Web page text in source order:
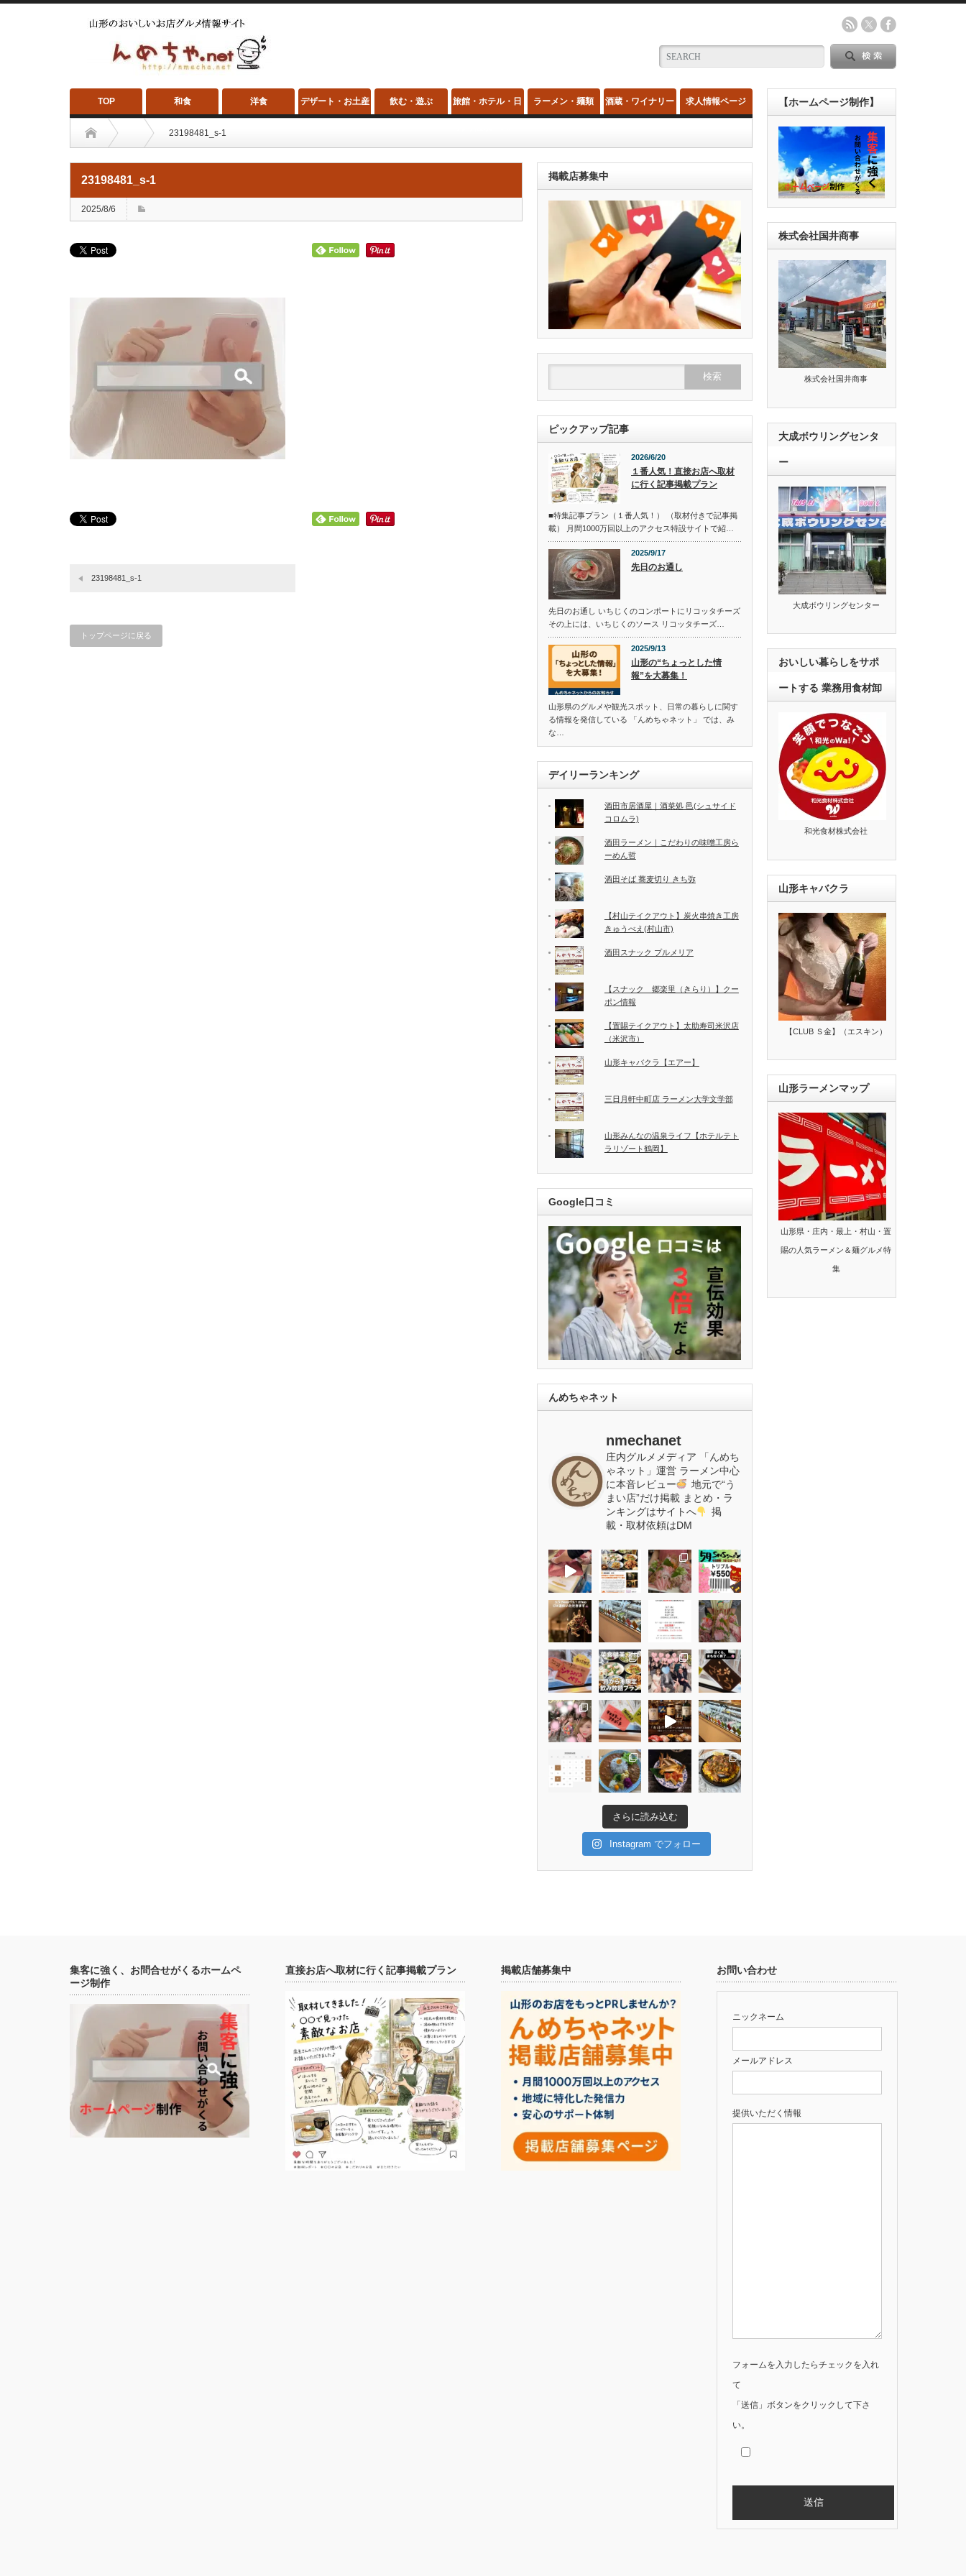
TOP 和食 洋食 デザート・お土産 飲む・遊ぶ 旅館・ホテル・日 ラーメン・麺類 酒蔵・ワイナリー 求人情報ページ
23198481_s-1
23198481_s-1
2025/8/6
23198481_s-1
トップページに戻る
掲載店募集中
ピックアップ記事
2026/6/20
１番人気！直接お店へ取材
に行く記事掲載プラン
■特集記事プラン（１番人気！） （取材付きで記事掲
載） 月間1000万回以上のアクセス特設サイトで紹…
2025/9/17
先日のお通し
先日のお通し いちじくのコンポートにリコッタチーズ
その上には、いちじくのソース リコッタチーズ…
2025/9/13
山形の“ちょっとした情
報”を大募集！
山形県のグルメや観光スポット、日常の暮らしに関す
る情報を発信している 「んめちゃネット」 では、み
な…
デイリーランキング
酒田市居酒屋｜酒菜処 邑(シュサイド
コロムラ)
酒田ラーメン｜こだわりの味噌工房ら
ーめん哲
酒田そば 蕎麦切り きち弥
【村山テイクアウト】炭火串焼き工房
きゅうべえ(村山市)
酒田スナック プルメリア
【スナック 郷楽里（きらり）】クー
ポン情報
【置賜テイクアウト】太助寿司米沢店
（米沢市）
山形キャバクラ【エアー】
三日月軒中町店 ラーメン大学文学部
山形みんなの温泉ライフ【ホテルテト
ラリゾート鶴岡】
Google口コミ
んめちゃネット
nmechanet
庄内グルメメディア 「んめち
ゃネット」運営 ラーメン中心
に本音レビュー
地元で“う
まい店”だけ掲載 まとめ・ラ
ンキングはサイトへ
掲
載・取材依頼はDM
さらに読み込む
Instagram でフォロー
【ホームページ制作】
株式会社国井商事
株式会社国井商事
大成ボウリングセンタ
ー
大成ボウリングセンター
おいしい暮らしをサポ
ートする 業務用食材卸
和光食材株式会社
山形キャバクラ
【CLUB Ｓ金】（エスキン）
山形ラーメンマップ
山形県・庄内・最上・村山・置
賜の人気ラーメン＆麺グルメ特
集
集客に強く、お問合せがくるホームペ
ージ制作
直接お店へ取材に行く記事掲載プラン 掲載店舗募集中 お問い合わせ
ニックネーム
メールアドレス
提供いただく情報
フォームを入力したらチェックを入れ
て
「送信」ボタンをクリックして下さ
い。